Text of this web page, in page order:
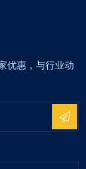
优惠，与行业动